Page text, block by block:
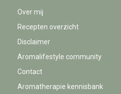
Over mij
Recepten overzicht
Disclaimer
Aromalifestyle community
Contact
Aromatherapie kennisbank